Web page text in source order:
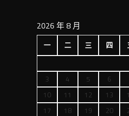
2026 年 8 月
一 二 三 四
3
4 5 6
10
11 12 13
17
18 19 20